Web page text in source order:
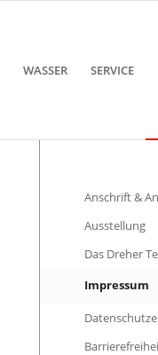
WASSER SERVICE
Anschrift &
Ausstellung
Das Dreher
Impressum